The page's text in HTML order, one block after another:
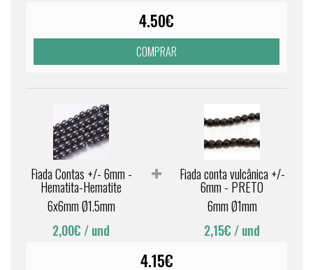
4.50€
COMPRAR
Fiada Contas +/- 6mm -
Hematita-Hematite
6x6mm Ø1.5mm
2,00€ / und
Fiada conta vulcânica +/-
6mm - PRETO
6mm Ø1mm
2,15€ / und
4.15€